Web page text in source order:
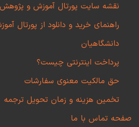
نقشه سایت پورتال آموزش و
راهنمای خرید و دانلود از پورتال
دانشگاهیان
پرداخت اینترنتی چیست؟
حق مالکیت معنوی سفارشات
تخمین هزینه و زمان تحویل ترجمه
صفحه تماس با ما